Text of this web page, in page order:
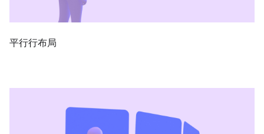
平行行布局